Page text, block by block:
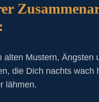
alten Mustern, Ängsten
die Dich nachts wach
lähmen.